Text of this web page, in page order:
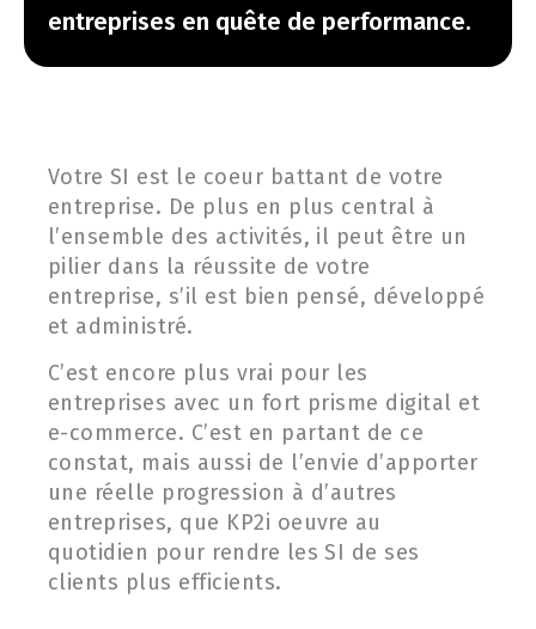
Votre SI est le coeur battant de votre
entreprise. De plus en plus central à
l’ensemble des activités, il peut être un
pilier dans la réussite de votre
entreprise, s’il est bien pensé, développé
et administré.
C’est encore plus vrai pour les
entreprises avec un fort prisme digital et
e-commerce. C’est en partant de ce
constat, mais aussi de l’envie d’apporter
une réelle progression à d’autres
entreprises, que KP2i oeuvre au
quotidien pour rendre les SI de ses
clients plus efficients.
entreprises en quête de performance.